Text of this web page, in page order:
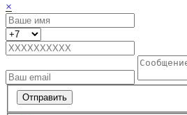
×
Отправить